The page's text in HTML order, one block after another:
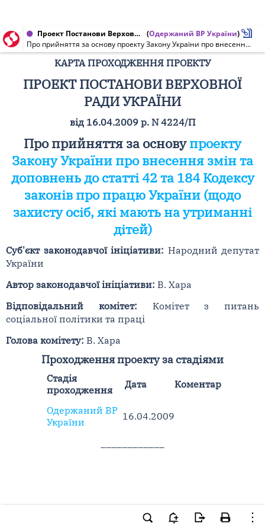
Проект Постанови Верховної Ради України від 16.04.2009 № 4224/П (Одержаний ВР України)
Про прийняття за основу проекту Закону України про внесення змін та доповнень до статті 42 та 184 Кодексу законів про працю України (щодо захисту осіб, які мають на утриманні дітей)